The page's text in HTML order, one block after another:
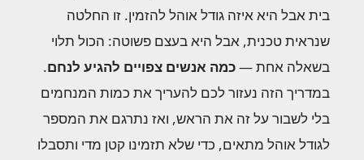
בית אבל היא איזה גודל אוהל להזמין. זו החלטה
שנראית טכנית, אבל היא בעצם פשוטה: הכול תלוי
בשאלה אחת —כמה אנשים צפויים להגיע לנחם.
במדריך הזה נעזור לכם להעריך את כמות המנחמים
בלי לשבור על זה את הראש, ואז נתרגם את המספר
לגודל אוהל מתאים, כדי שלא תזמינו קטן מדי ותסבלו